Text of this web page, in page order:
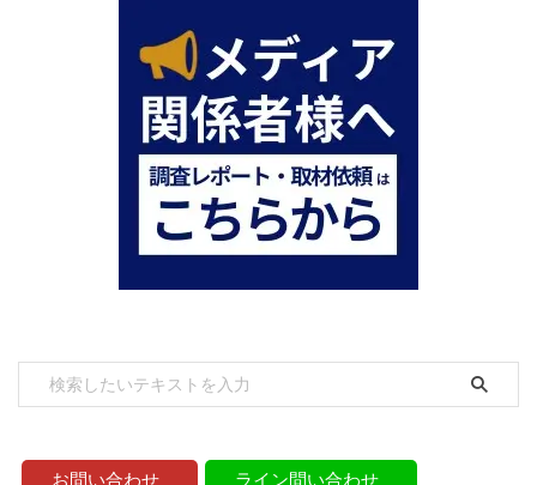
お問い合わせ ライン問い合わせ